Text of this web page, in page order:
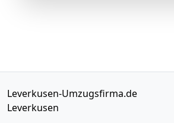
Leverkusen-Umzugsfirma.de
Leverkusen